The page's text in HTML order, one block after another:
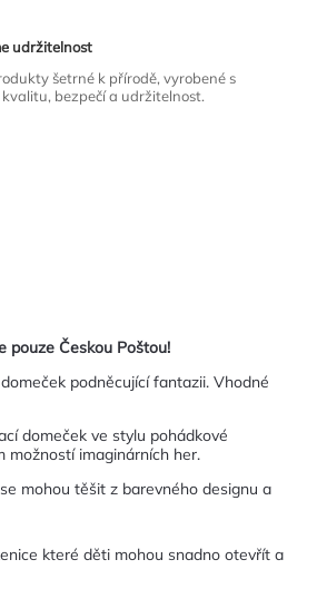
udržitelnost
šetrné k přírodě, vyrobené s
bezpečí a udržitelnost.
pouze Českou Poštou!
podněcující fantazii. Vhodné
domeček ve stylu pohádkové
možností imaginárních her.
mohou těšit z barevného designu a
které děti mohou snadno otevřít a